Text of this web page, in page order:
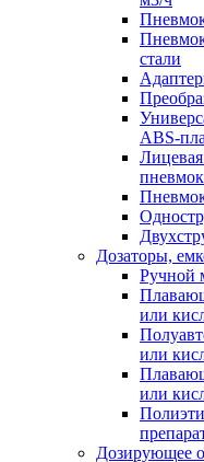
стали
ABS-
Лицевая
Дозаторы,
Ручной
или
или
или
Дозирующее